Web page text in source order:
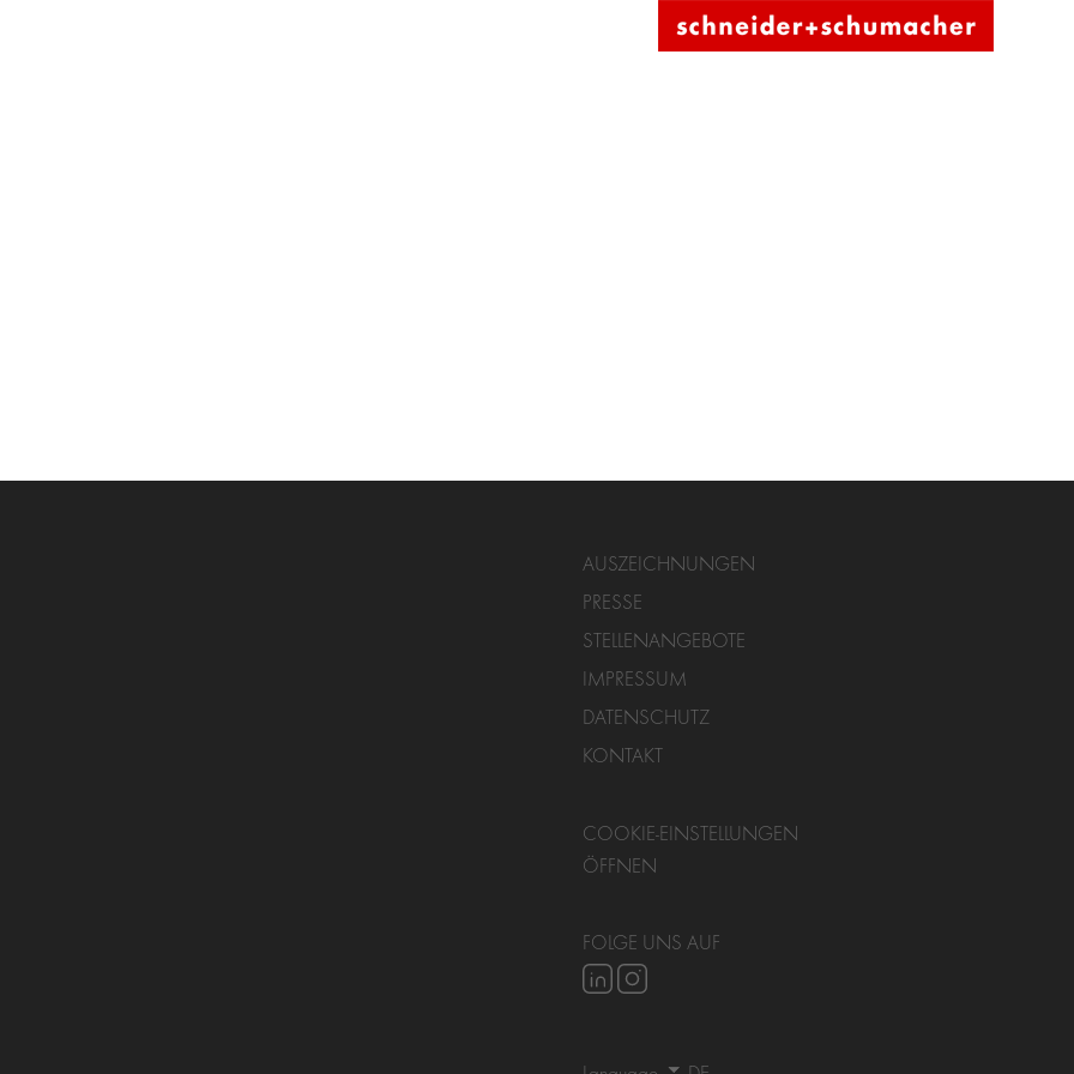
AUSZEICHNUNGEN
PRESSE
STELLENANGEBOTE
IMPRESSUM
DATENSCHUTZ
KONTAKT
COOKIE-EINSTELLUNGEN
ÖFFNEN
FOLGE UNS AUF